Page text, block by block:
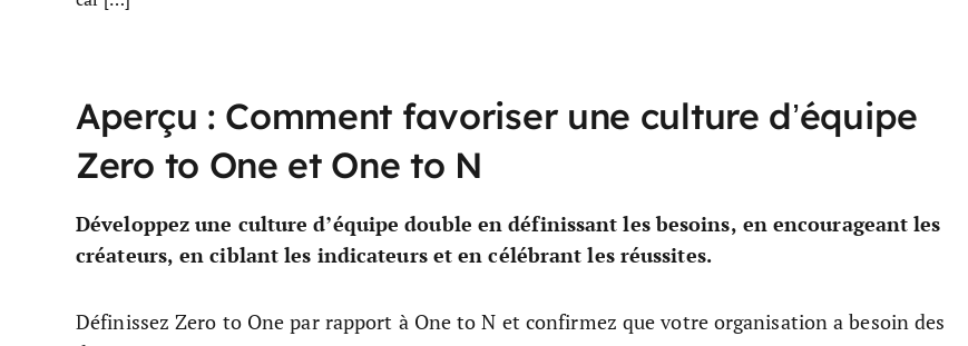
Aperçu : Comment favoriser une culture d’équipe
Zero to One et One to N
Développez une culture d’équipe double en définissant les besoins, en encourageant les
créateurs, en ciblant les indicateurs et en célébrant les réussites.
Définissez Zero to One par rapport à One to N et confirmez que votre organisation a besoin des